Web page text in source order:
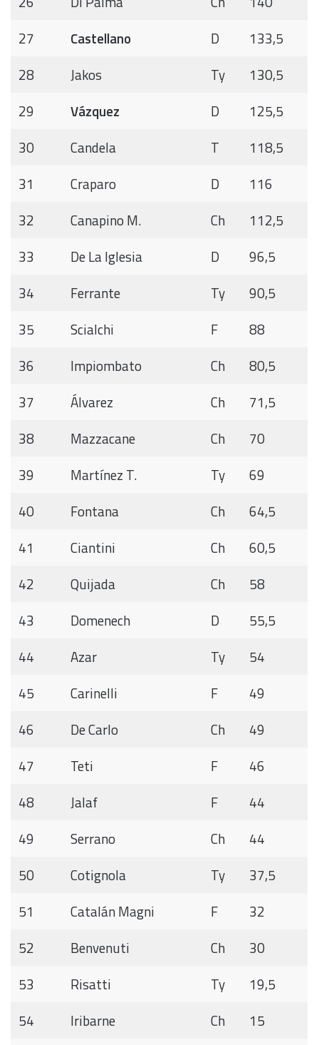
27
Castellano D
133,5
28
Jakos Ty
130,5
29
Vázquez D
125,5
30
Candela T
118,5
31
Craparo D
116
32
Canapino M. Ch
112,5
33
De La Iglesia D
96,5
34
Ferrante Ty
90,5
35
Scialchi F
88
36
Impiombato Ch
80,5
37
Álvarez Ch
71,5
38
Mazzacane Ch
70
39
Martínez T. Ty
69
40
Fontana Ch
64,5
41
Ciantini Ch
60,5
42
Quijada Ch
58
43
Domenech D
55,5
44
Azar Ty
54
45
Carinelli F
49
46
De Carlo Ch
49
47
Teti F
46
48
Jalaf F
44
49
Serrano Ch
44
50
Cotignola Ty
37,5
51
Catalán Magni F
32
52
Benvenuti Ch
30
53
Risatti Ty
19,5
54
Iribarne Ch
15